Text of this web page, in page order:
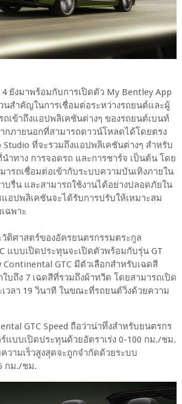
ยังมาพร้อมกับการเปิดตัว My Bentley App
นสำคัญในการเชื่อมต่อระหว่างรถยนต์และผู้
เข้าถึงแอปพลิเคชันต่างๆ ของรถยนต์เบนท์
กภายนอกที่สามารถดาวน์โหลดได้โดยตรง
Studio ที่จะรวมถึงแอปพลิเคชันต่างๆ สำหรับ
นำทาง การจอดรถ และการชาร์จ เป็นต้น โดย
ารถเชื่อมต่อเข้ากับระบบความบันเทิงภายใน
บรื่น และสามารถใช้งานได้อย่างปลอดภัยใน
อปพลิเคชันจะได้รับการปรับให้เหมาะสม
ฉพาะ
ติศาสตร์ของอัครยนตรกรรมตระกูล
แบบเปิดประทุนจะเปิดตัวพร้อมกับรุ่น GT
GTC มีตัวเลือกสำหรับเฉดสี
บถึง 7 เฉดสีที่รวมถึงผ้าทวีด โดยสามารถเปิด
วลา 19 วินาที ในขณะที่รถยนต์วิ่งด้วยความ
GTC Speed ถือว่าน่าทึ่งสำหรับยนตรกร
แบบเปิดประทุนด้วยอัตราเร่ง 0-100 กม./ชม.
วามเร็วสูงสุดจะถูกจำกัดด้วยระบบ
กม./ชม.